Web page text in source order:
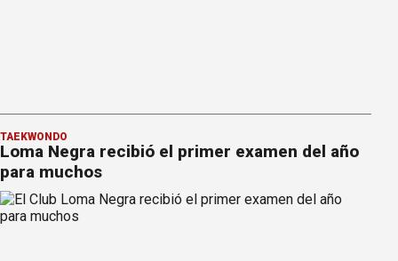
TAEKWONDO
Loma Negra recibió el primer examen del año
para muchos